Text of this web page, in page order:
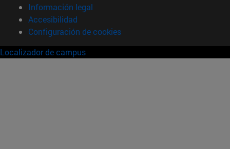
Información legal
Accesibilidad
Configuración de cookies
Localizador de campus